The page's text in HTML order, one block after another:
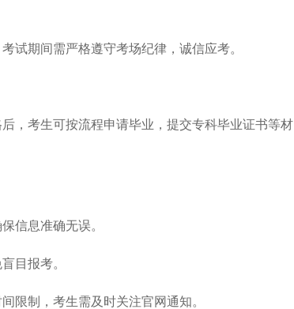
试期间需严格遵守考场纪律，诚信应考。
，考生可按流程申请毕业，提交专科毕业证书等材
信息准确无误。
目报考。
限制，考生需及时关注官网通知。